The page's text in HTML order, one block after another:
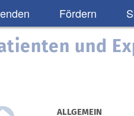
Fördern
und
ALLGEMEIN